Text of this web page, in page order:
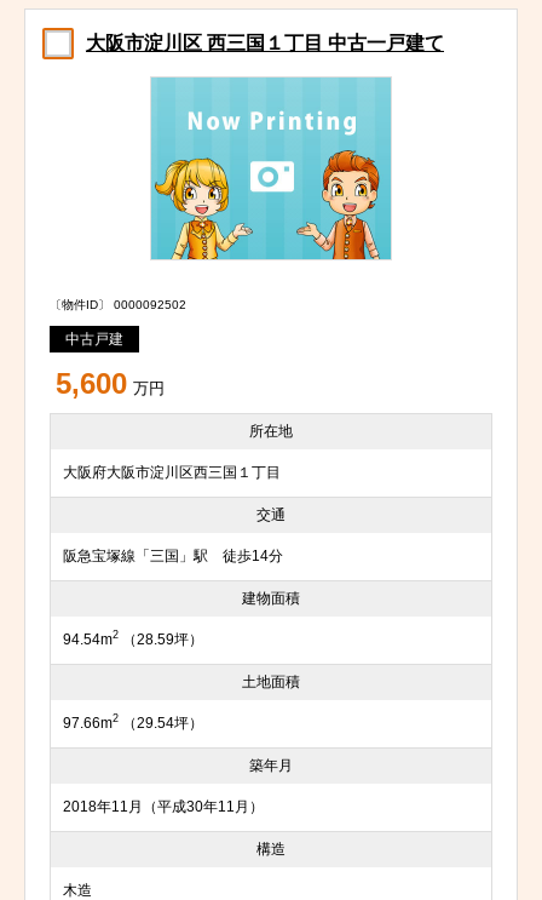
大阪市淀川区 西三国１丁目 中古一戸建て
〔物件ID〕 0000092502
中古戸建
5,600 万円
所在地
大阪府大阪市淀川区西三国１丁目
交通
阪急宝塚線「三国」駅 徒歩14分
建物面積
94.54m2 （28.59坪）
土地面積
97.66m2 （29.54坪）
築年月
2018年11月（平成30年11月）
構造
木造